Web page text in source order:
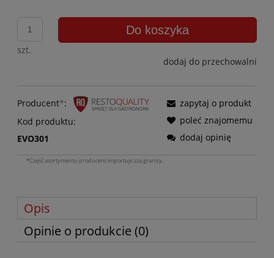
szt.
Do koszyka
dodaj do przechowalni
Producent*:
Kod produktu:
EVO301
zapytaj o produkt
poleć znajomemu
dodaj opinię
*Część asortymentu producent importuje zza granicy.
Opis
Opinie o produkcie (0)